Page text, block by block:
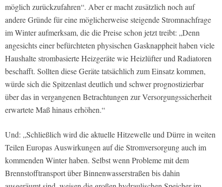
möglich zurückzufahren“. Aber er macht zusätzlich noch auf
andere Gründe für eine möglicherweise steigende Stromnachfrage
im Winter aufmerksam, die die Preise schon jetzt treibt: „Denn
angesichts einer befürchteten physischen Gasknappheit haben viele
Haushalte strombasierte Heizgeräte wie Heizlüfter und Radiatoren
beschafft. Sollten diese Geräte tatsächlich zum Einsatz kommen,
würde sich die Spitzenlast deutlich und schwer prognostizierbar
über das in vergangenen Betrachtungen zur Versorgungssicherheit
erwartete Maß hinaus erhöhen.“
Und: „Schließlich wird die aktuelle Hitzewelle und Dürre in weiten
Teilen Europas Auswirkungen auf die Stromversorgung auch im
kommenden Winter haben. Selbst wenn Probleme mit dem
Brennstofftransport über Binnenwasserstraßen bis dahin